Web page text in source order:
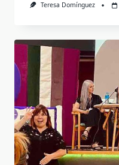
Teresa Domínguez